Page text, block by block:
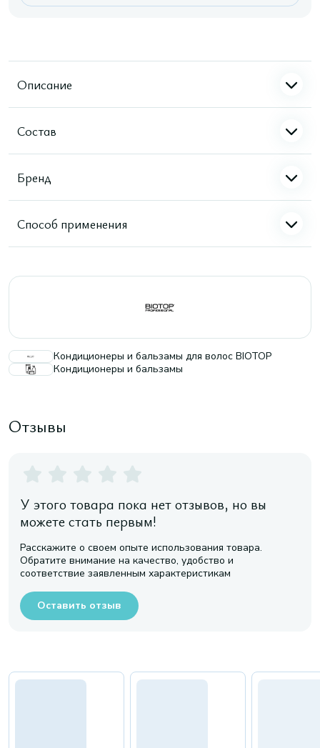
Описание
Состав
Бренд
Способ применения
Кондиционеры и бальзамы для волос BIOTOP
Кондиционеры и бальзамы
Отзывы
У этого товара пока нет отзывов, но вы
можете стать первым!
Расскажите о своем опыте использования товара.
Обратите внимание на качество, удобство и
соответствие заявленным характеристикам
Оставить отзыв